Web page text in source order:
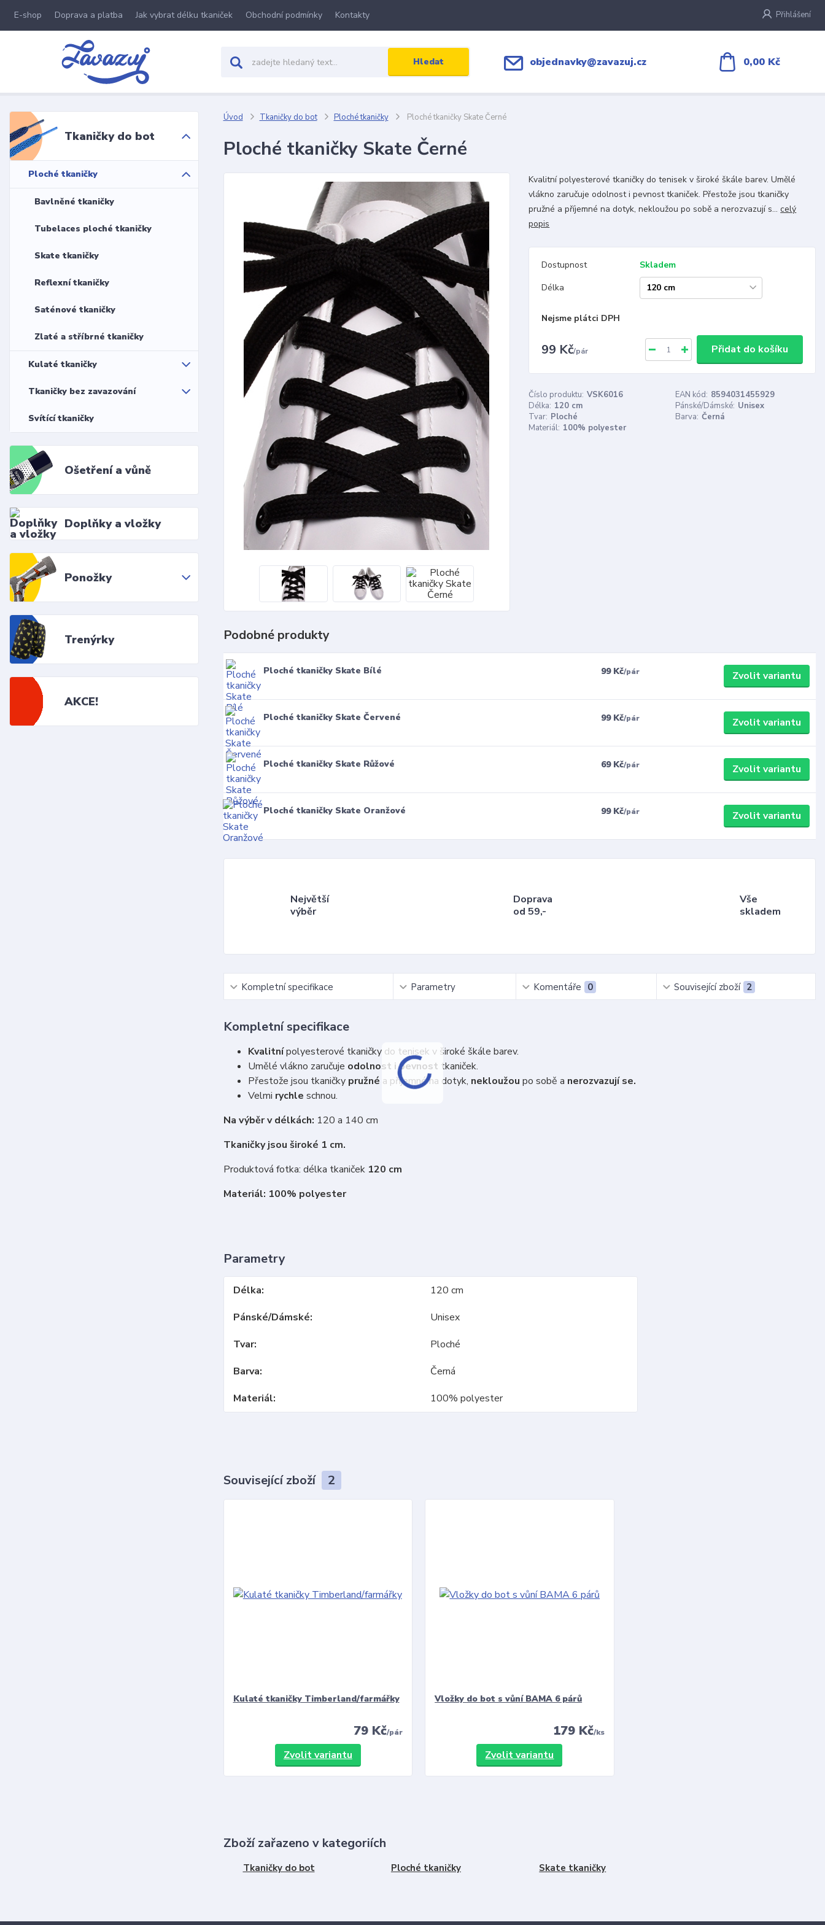
E-shop Doprava a platba Jak vybrat délku tkaniček Obchodní podmínky Kontakty Přihlášení
Hledat objednavky@zavazuj.cz 0,00 Kč
Tkaničky do bot
Ploché tkaničky
Bavlněné tkaničky
Tubelaces ploché tkaničky
Skate tkaničky
Reflexní tkaničky
Saténové tkaničky
Zlaté a stříbrné tkaničky
Kulaté tkaničky
Tkaničky bez zavazování
Svítící tkaničky
Ošetření a vůně
Doplňky a vložky
Ponožky
Trenýrky
AKCE!
Úvod Tkaničky do bot Ploché tkaničky Ploché tkaničky Skate Černé
Ploché tkaničky Skate Černé
Kvalitní polyesterové tkaničky do tenisek v široké škále barev. Umělé
vlákno zaručuje odolnost i pevnost tkaniček. Přestože jsou tkaničky
pružné a příjemné na dotyk, nekloužou po sobě a nerozvazují s...celý
popis
Dostupnost
Skladem
Délka
Nejsme plátci DPH
99 Kč/pár Přidat do košíku
Číslo produktu: VSK6016 EAN kód: 8594031455929
Délka: 120 cm Pánské/Dámské: Unisex
Tvar: Ploché Barva: Černá
Materiál: 100% polyester
Podobné produkty
Ploché tkaničky Skate Bílé 99 Kč/pár Zvolit variantu
Ploché tkaničky Skate Červené 99 Kč/pár Zvolit variantu
Ploché tkaničky Skate Růžové 69 Kč/pár Zvolit variantu
Ploché tkaničky Skate Oranžové 99 Kč/pár Zvolit variantu
Největší
výběr
Doprava
od 59,-
Vše
skladem
Kompletní specifikace Parametry Komentáře 0 Související zboží 2
Kompletní specifikace
Kvalitnípolyesterové tkaničky do tenisek v široké škále barev.
Umělé vlákno zaručuje odolnost i pevnost tkaniček.
Přestože jsou tkaničky pružné a příjemné na dotyk, nekloužou po sobě a nerozvazují se.
Velmi rychle schnou.
Na výběr v délkách: 120 a 140 cm
Tkaničky jsou široké 1 cm.
Produktová fotka: délka tkaniček 120 cm
Materiál: 100% polyester
Parametry
Délka
120 cm
Pánské/Dámské
Unisex
Tvar
Ploché
Barva
Černá
Materiál
100% polyester
Související zboží 2
Kulaté tkaničky Timberland/farmářky
79 Kč/pár
Zvolit variantu
Vložky do bot s vůní BAMA 6 párů
179 Kč/ks
Zvolit variantu
Zboží zařazeno v kategoriích
Tkaničky do bot Ploché tkaničky Skate tkaničky